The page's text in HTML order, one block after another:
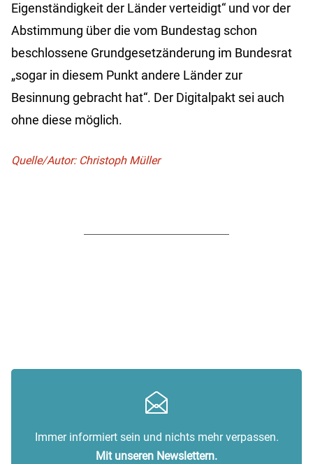
Eigenständigkeit der Länder verteidigt“ und vor der
Abstimmung über die vom Bundestag schon
beschlossene Grundgesetzänderung im Bundesrat
„sogar in diesem Punkt andere Länder zur
Besinnung gebracht hat“. Der Digitalpakt sei auch
ohne diese möglich.
Quelle/Autor: Christoph Müller
Immer informiert sein und nichts mehr verpassen.
Mit unseren Newslettern.